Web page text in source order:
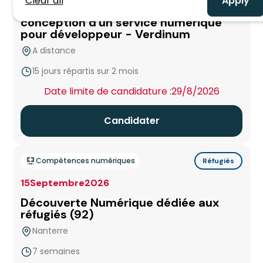
Technicien Réseaux & Cybersécurité
Technicien Support Jeux Vidéo
Technicien Valoriste
Autres formations
Sud
Bayonne
Béthune
Bordeaux Bègles
Bourg En Bresse
Brest
Caen
Campus Aix en Provence
Cannes La Frayère
conception d'un service numérique
pour développeur - Verdinum
A distance
15 jours répartis sur 2 mois
Date limite de candidature :29/8/2026
Candidater
Compétences numériques Réfugiés
15Septembre2026
Découverte Numérique dédiée aux
réfugiés (92)
Nanterre
7 semaines